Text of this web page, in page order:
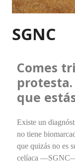
SGNC
Comes
que
Existe un
no tiene
que quizás no es
celíaca —SGNC—